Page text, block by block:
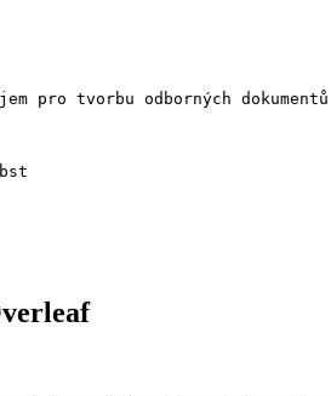
pro tvorbu odborných dokumentů